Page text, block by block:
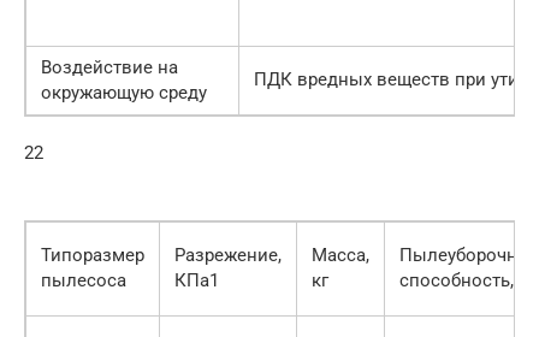
Воздействие на
окружающую среду
ПДК вредных веществ при
22
Типоразмер
пылесоса
Разрежение,
КПа1
Масса,
кг
Пылеуборочная
способность, %